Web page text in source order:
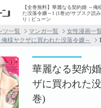
【全巻無料】華麗なる契約婚 ～俺
た没落令嬢～1 (1巻)がサブスク読
り | ビューン
ツ一覧 マンガ一覧 女性漫画一
様ヤクザに買われた没落令嬢～
華麗なる契約
ザに買われた
巻)